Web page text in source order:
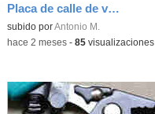
Placa de calle de videoportero comunitario
Contenido educativo.
subido porAntonio M.
-hace 2 meses- 85visualizaciones